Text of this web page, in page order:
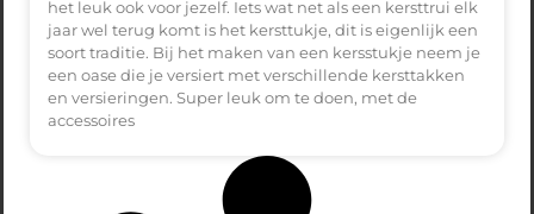
het leuk ook voor jezelf. Iets wat net als een kersttrui elk
jaar wel terug komt is het kersttukje, dit is eigenlijk een
soort traditie. Bij het maken van een kersstukje neem je
een oase die je versiert met verschillende kersttakken
en versieringen. Super leuk om te doen, met de
accessoires